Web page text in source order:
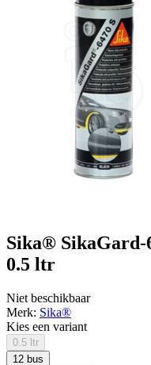
Sika® SikaGard-
0.5 ltr
Niet beschikbaar
Merk: Sika®
Kies een variant
0.5 ltr
12 bus